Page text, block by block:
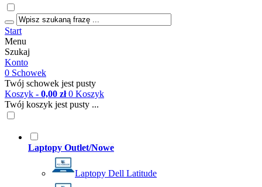
Start
Menu
Szukaj
Konto
0 Schowek
Twój schowek jest pusty
Koszyk - 0,00 zł 0 Koszyk
Twój koszyk jest pusty ...
Laptopy Outlet/Nowe
Laptopy Dell Latitude